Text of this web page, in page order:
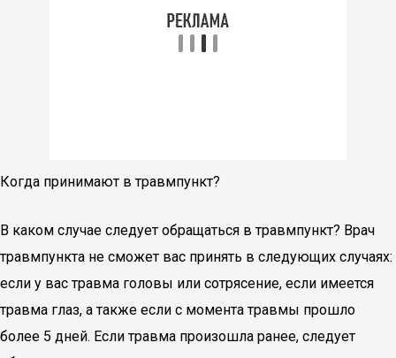
Когда принимают в травмпункт?
В каком случае следует обращаться в травмпункт? Врач
травмпункта не сможет вас принять в следующих случаях:
если у вас травма головы или сотрясение, если имеется
травма глаз, а также если с момента травмы прошло
более 5 дней. Если травма произошла ранее, следует